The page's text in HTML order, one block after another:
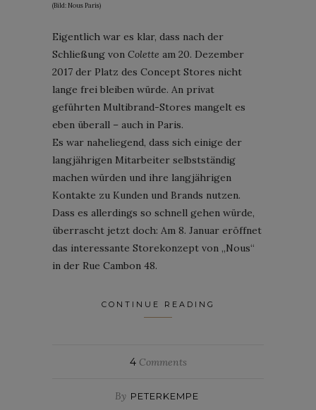
(Bild: Nous Paris)
Eigentlich war es klar, dass nach der
Schließung von Colette am 20. Dezember
2017 der Platz des Concept Stores nicht
lange frei bleiben würde. An privat
geführten Multibrand-Stores mangelt es
eben überall – auch in Paris.
Es war naheliegend, dass sich einige der
langjährigen Mitarbeiter selbstständig
machen würden und ihre langjährigen
Kontakte zu Kunden und Brands nutzen.
Dass es allerdings so schnell gehen würde,
überrascht jetzt doch: Am 8. Januar eröffnet
das interessante Storekonzept von „Nous“
in der Rue Cambon 48.
CONTINUE READING
4Comments
By PETERKEMPE